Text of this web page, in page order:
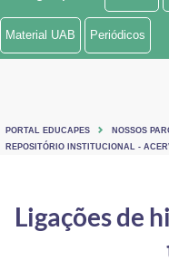
Ministério de Minas e Energia
Ministério do Turismo
Controladoria-Geral da União
Material UAB Periódicos
PORTAL EDUCAPES
NOSSOS
REPOSITÓRIO INSTITUCIONAL -
Ligações de